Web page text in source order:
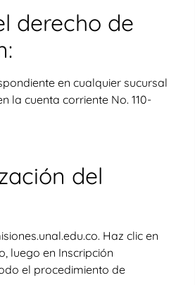
derecho de
en cualquier sucursal
la cuenta corriente No. 110-
del
Haz clic en
luego en Inscripción
el procedimiento de